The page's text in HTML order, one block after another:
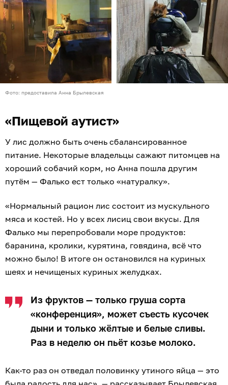
Фото: предоставила Анна Брылевская
«Пищевой аутист»
У лис должно быть очень сбалансированное
питание. Некоторые владельцы сажают питомцев на
хороший собачий корм, но Анна пошла другим
путём — Фалько ест только «натуралку».
«Нормальный рацион лис состоит из мускульного
мяса и костей. Но у всех лисиц свои вкусы. Для
Фалько мы перепробовали море продуктов:
баранина, кролики, курятина, говядина, всё что
можно было! В итоге он остановился на куриных
шеях и нечищеных куриных желудках.
Из фруктов — только груша сорта
«конференция», может съесть кусочек
дыни и только жёлтые и белые сливы.
Раз в неделю он пьёт козье молоко.
Как-то раз он отведал половинку утиного яйца — это